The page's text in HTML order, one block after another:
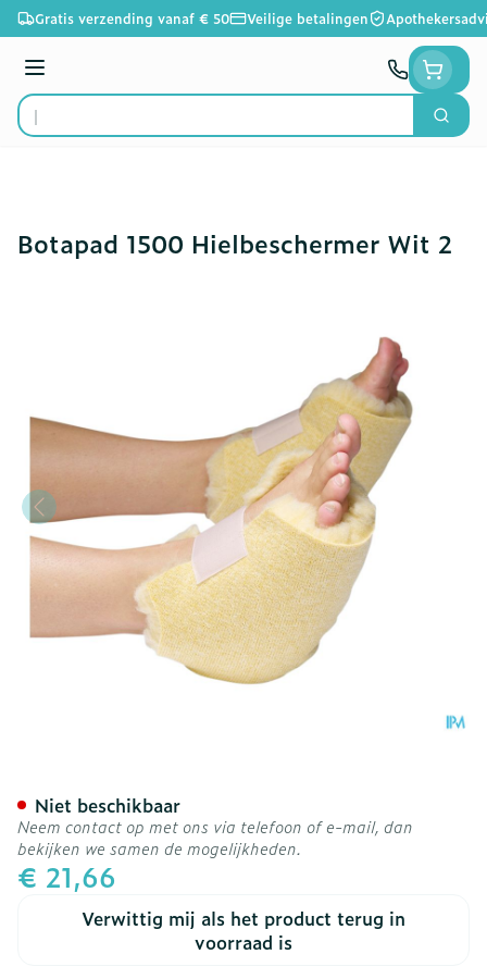
Ga naar de inhoud
Gratis verzending vanaf € 50 Veilige betalingen
Menu
Product, merk, categorie...
Zoek
Botapad 1500 Hielbeschermer Wit 2
€ 21,66
Verwittig mij als het product terug in
voorraad is
Niet beschikbaar
Neem contact op met ons via telefoon of e-mail, dan
bekijken we samen de mogelijkheden.